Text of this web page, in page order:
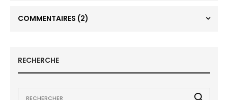
COMMENTAIRES (2)
RECHERCHE